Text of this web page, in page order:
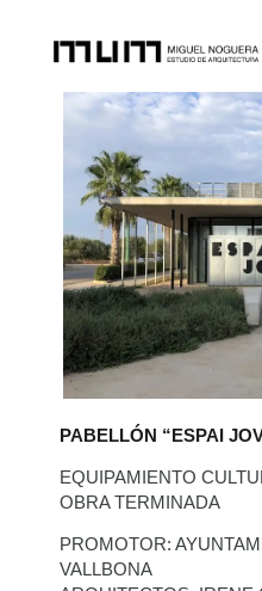
PABELLÓN “ESPAI
EQUIPAMIENTO
OBRA TERMINADA
PROMOTOR:
VALLBONA